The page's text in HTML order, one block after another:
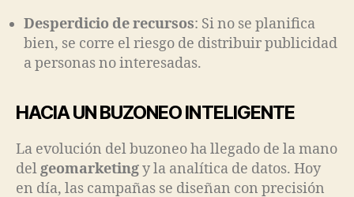
Desperdicio de recursos: Si no se planifica
bien, se corre el riesgo de distribuir publicidad
a personas no interesadas.
HACIA UN BUZONEO INTELIGENTE
La evolución del buzoneo ha llegado de la mano
delgeomarketingy la analítica de datos. Hoy
en día, las campañas se diseñan con precisión